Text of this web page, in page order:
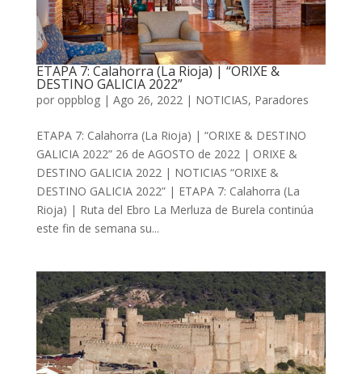
ETAPA 7: Calahorra (La Rioja) | “ORIXE &
DESTINO GALICIA 2022”
por oppblog| Ago 26, 2022| NOTICIAS, Paradores
ETAPA 7: Calahorra (La Rioja) | “ORIXE & DESTINO
GALICIA 2022” 26 de AGOSTO de 2022 | ORIXE &
DESTINO GALICIA 2022 | NOTICIAS “ORIXE &
DESTINO GALICIA 2022” | ETAPA 7: Calahorra (La
Rioja) | Ruta del Ebro La Merluza de Burela continúa
este fin de semana su...